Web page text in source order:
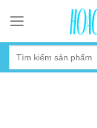
content